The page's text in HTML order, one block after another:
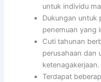
untuk individu
Dukungan untuk
penemuan yang
Cuti tahunan
perusahaan dan
ketenagakerjaan.
Terdapat